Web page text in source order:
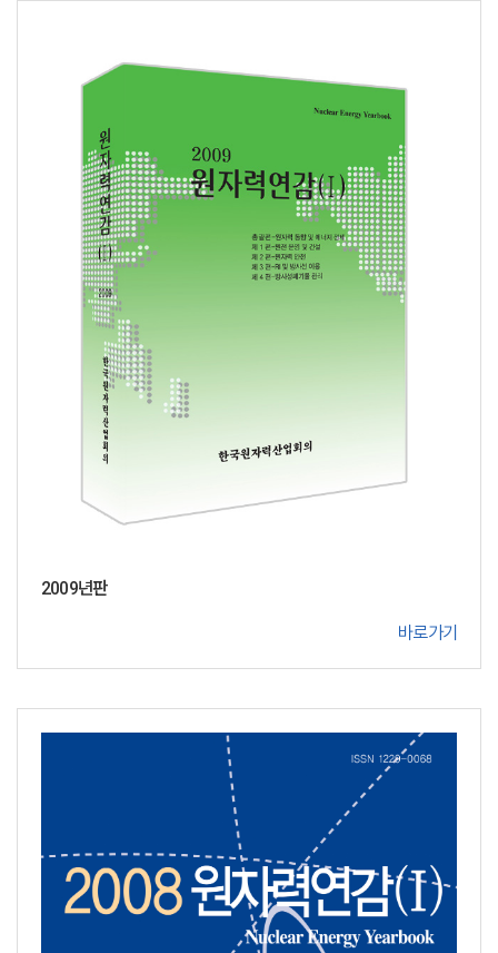
2009년판
바로가기